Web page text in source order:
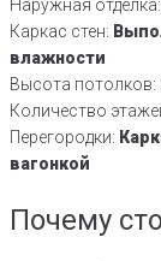
Наружная отделка:
Каркас стен:
влажности
Высота потолков:
Количество
Перегородки:
вагонкой
Почему